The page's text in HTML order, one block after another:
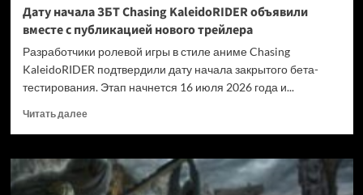
Дату начала ЗБТ Chasing KaleidoRIDER объявили
вместе с публикацией нового трейлера
Разработчики ролевой игры в стиле аниме Chasing
KaleidoRIDER подтвердили дату начала закрытого бета-
тестирования. Этап начнется 16 июля 2026 года и...
Читать далееПрочитать
Дату
начала
ЗБТ